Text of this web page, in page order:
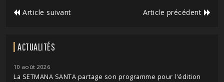
Article suivant Article précédent
ACTUALITÉS
10 août 2026
La SETMANA SANTA partage son programme pour l'édition